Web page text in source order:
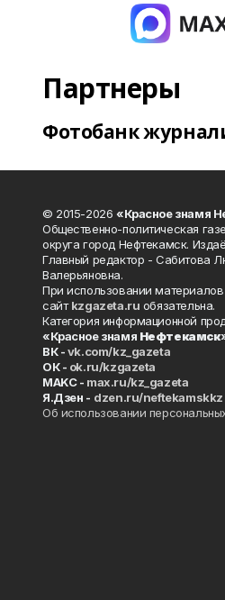
Партнеры
Фотобанк
© 2015-2026 «Красное знамя
Общественно-политическая
округа город Нефтекамск.
Главный редактор - Сабитова
Валерьяновна.
При использовании
сайтkzgazeta.ru обязательна.
Категория информационной
«Красное знамя Нефтекамск
ВК -vk.com/kz_gazeta
ОК - ok.ru/kzgazeta
MAKC - max.ru/kz_gazeta
Я.Дзен - dzen.ru/neftekamskkz
Об использовании